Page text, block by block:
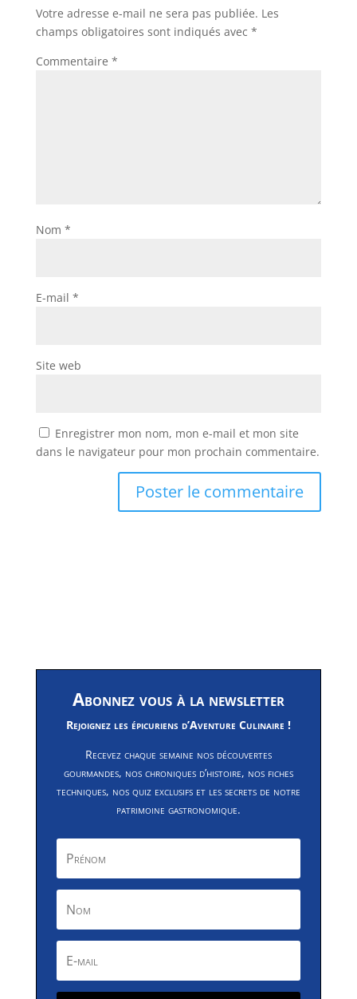
Votre adresse e-mail ne sera pas publiée. Les
champs obligatoires sont indiqués avec *
Commentaire *
Nom *
E-mail *
Site web
Enregistrer mon nom, mon e-mail et mon site
dans le navigateur pour mon prochain commentaire.
Abonnez vous à la newsletter
Rejoignez les épicuriens d’Aventure Culinaire !
Recevez chaque semaine nos découvertes
gourmandes, nos chroniques d’histoire, nos fiches
techniques, nos quiz exclusifs et les secrets de notre
patrimoine gastronomique.